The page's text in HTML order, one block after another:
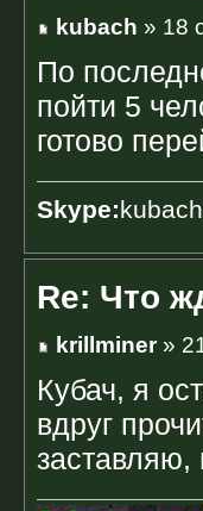
kubach » 18
По
пойти 5
готово
Skype:
Re: Что
krillminer»
Кубач, я
вдруг
заставляю,